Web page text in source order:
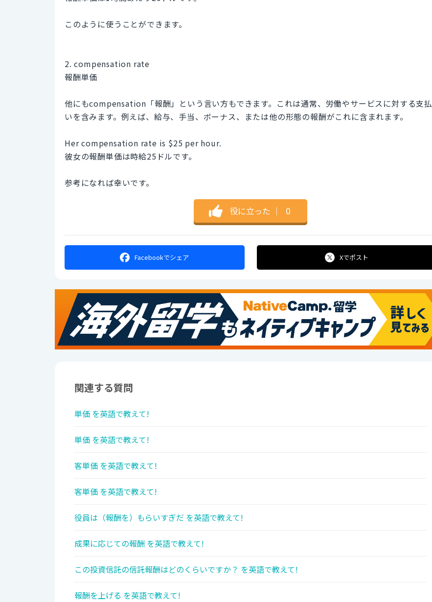
このように使うことができます。
2. compensation rate
報酬単価
他にもcompensation「報酬」という言い方もできます。これは通常、労働やサービスに対する支払
いを含みます。例えば、給与、手当、ボーナス、または他の形態の報酬がこれに含まれます。
Her compensation rate is $25 per hour.
彼女の報酬単価は時給25ドルです。
参考になれば幸いです。
役に立った ｜ 0
Facebookでシェア Xでポスト
関連する質問
単価 を英語で教えて!
単価 を英語で教えて!
客単価 を英語で教えて!
客単価 を英語で教えて!
役員は（報酬を）もらいすぎだ を英語で教えて!
成果に応じての報酬 を英語で教えて!
この投資信託の信託報酬はどのくらいですか？ を英語で教えて!
報酬を上げる を英語で教えて!